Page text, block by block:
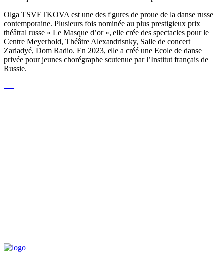
Olga TSVETKOVA est une des figures de proue de la danse russe
contemporaine. Plusieurs fois nominée au plus prestigieux prix
théâtral russe « Le Masque d’or », elle crée des spectacles pour le
Centre Meyerhold, Théâtre Alexandrisnky, Salle de concert
Zariadyé, Dom Radio. En 2023, elle a créé une Ecole de danse
privée pour jeunes chorégraphe soutenue par l’Institut français de
Russie.